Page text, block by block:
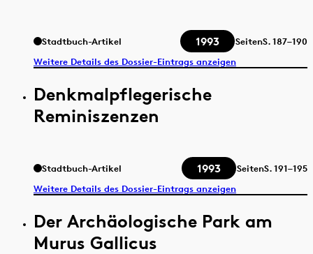
Stadtbuch-Artikel 1993 SeitenS.187–190
Weitere Details des Dossier-Eintrags anzeigen
Denkmalpflegerische
Reminiszenzen
Stadtbuch-Artikel 1993 SeitenS.191–195
Weitere Details des Dossier-Eintrags anzeigen
Der Archäologische Park am
Murus Gallicus